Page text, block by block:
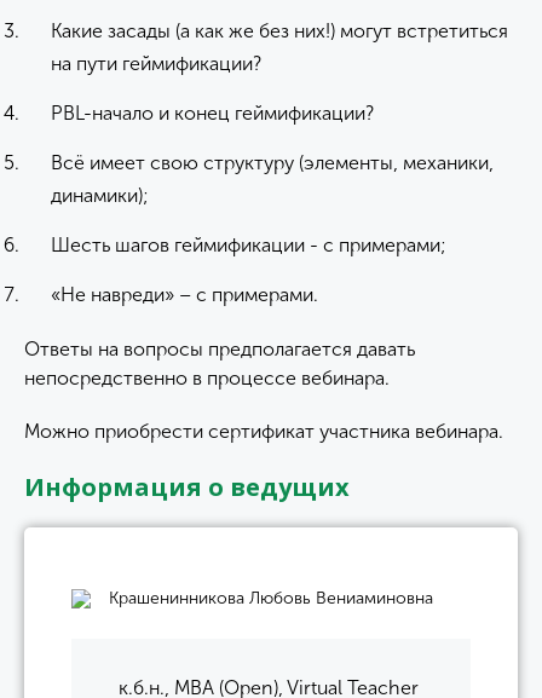
Какие засады (а как же без них!) могут встретиться
на пути геймификации?
PBL-начало и конец геймификации?
Всё имеет свою структуру (элементы, механики,
динамики);
Шесть шагов геймификации - с примерами;
«Не навреди» – с примерами.
Ответы на вопросы предполагается давать
непосредственно в процессе вебинара.
Можно приобрести сертификат участника вебинара.
Информация о ведущих
Крашенинникова Любовь Вениаминовна
к.б.н., MBA (Open), Virtual Teacher